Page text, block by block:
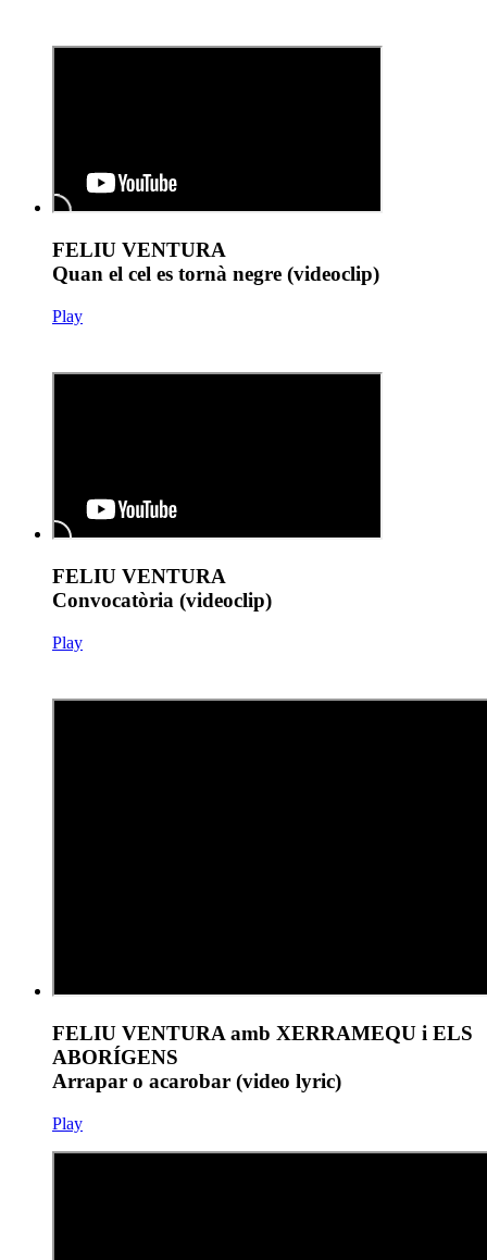
FELIU VENTURA
Quan el cel es tornà negre (videoclip)
Play
FELIU VENTURA
Convocatòria (videoclip)
Play
FELIU VENTURA amb XERRAMEQU i ELS
ABORÍGENS
Arrapar o acarobar (video lyric)
Play